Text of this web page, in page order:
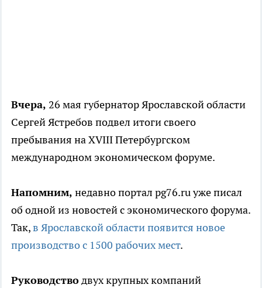
Вчера, 26 мая губернатор Ярославской области
Сергей Ястребов подвел итоги своего
пребывания на XVIII Петербургском
международном экономическом форуме.
Напомним, недавно портал pg76.ru уже писал
об одной из новостей с экономического форума.
Так,в Ярославской области появится новое
производство с 1500 рабочих мест.
Руководстводвух крупных компаний